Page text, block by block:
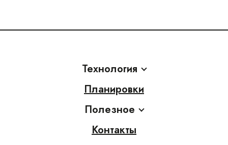
Технология
Планировки
Полезное
Контакты